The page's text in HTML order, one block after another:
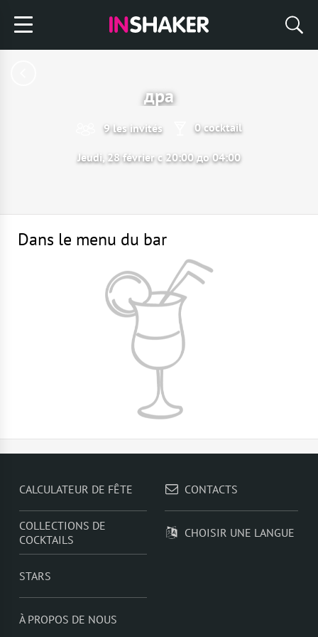
дра
9 les invités 0 cocktail
Jeudi, 28 février с 20:00 до 04:00
Dans le menu du bar
CALCULATEUR DE FÊTE
COLLECTIONS DE
COCKTAILS
STARS
À PROPOS DE NOUS
CONTACTS
CHOISIR UNE LANGUE